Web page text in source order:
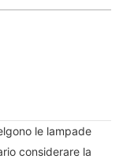
le lampade
considerare la